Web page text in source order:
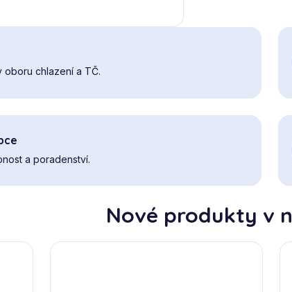
oboru chlazení a TČ.
a poradenství.
Nové produkty v